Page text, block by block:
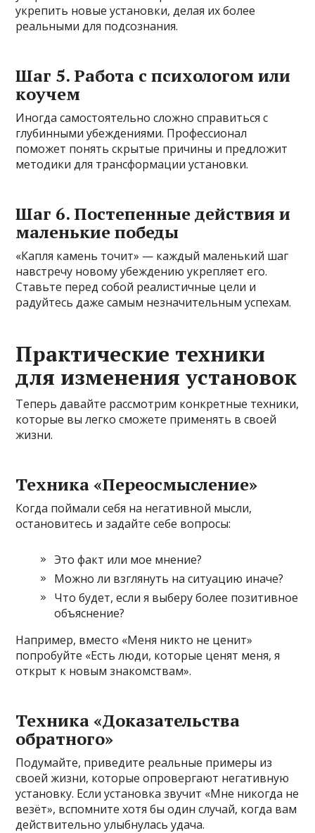
укрепить новые установки, делая их более
реальными для подсознания.
Шаг 5. Работа с психологом или
коучем
Иногда самостоятельно сложно справиться с
глубинными убеждениями. Профессионал
поможет понять скрытые причины и предложит
методики для трансформации установки.
Шаг 6. Постепенные действия и
маленькие победы
«Капля камень точит» — каждый маленький шаг
навстречу новому убеждению укрепляет его.
Ставьте перед собой реалистичные цели и
радуйтесь даже самым незначительным успехам.
Практические техники
для изменения установок
Теперь давайте рассмотрим конкретные техники,
которые вы легко сможете применять в своей
жизни.
Техника «Переосмысление»
Когда поймали себя на негативной мысли,
остановитесь и задайте себе вопросы:
Это факт или мое мнение?
Можно ли взглянуть на ситуацию иначе?
Что будет, если я выберу более позитивное
объяснение?
Например, вместо «Меня никто не ценит»
попробуйте «Есть люди, которые ценят меня, я
открыт к новым знакомствам».
Техника «Доказательства
обратного»
Подумайте, приведите реальные примеры из
своей жизни, которые опровергают негативную
установку. Если установка звучит «Мне никогда не
везёт», вспомните хотя бы один случай, когда вам
действительно улыбнулась удача.